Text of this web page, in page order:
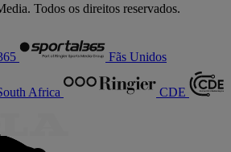
Todos os direitos reservados.
Fãs Unidos
Africa CDE